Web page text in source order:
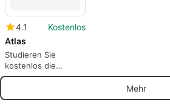
4.1
Kostenlos
Atlas
Studieren Sie
kostenlos die
Kontinente der Erde.
Mehr